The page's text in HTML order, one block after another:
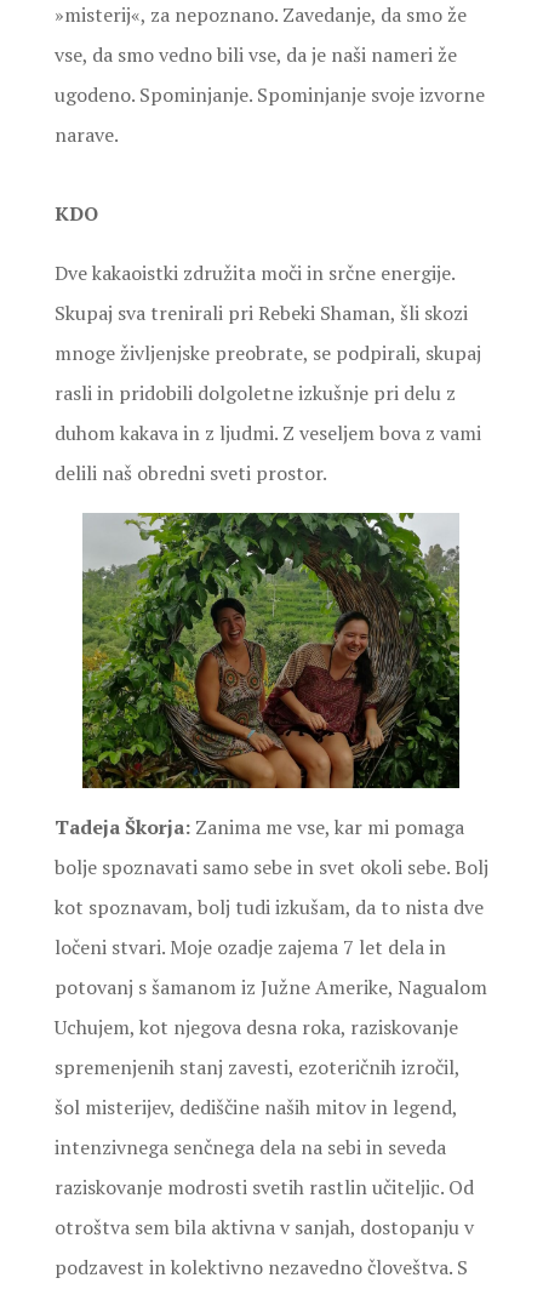
»misterij«, za nepoznano. Zavedanje, da smo že
vse, da smo vedno bili vse, da je naši nameri že
ugodeno. Spominjanje. Spominjanje svoje izvorne
narave.
KDO
Dve kakaoistki združita moči in srčne energije.
Skupaj sva trenirali pri Rebeki Shaman, šli skozi
mnoge življenjske preobrate, se podpirali, skupaj
rasli in pridobili dolgoletne izkušnje pri delu z
duhom kakava in z ljudmi. Z veseljem bova z vami
delili naš obredni sveti prostor.
Tadeja Škorja: Zanima me vse, kar mi pomaga
bolje spoznavati samo sebe in svet okoli sebe. Bolj
kot spoznavam, bolj tudi izkušam, da to nista dve
ločeni stvari. Moje ozadje zajema 7 let dela in
potovanj s šamanom iz Južne Amerike, Nagualom
Uchujem, kot njegova desna roka, raziskovanje
spremenjenih stanj zavesti, ezoteričnih izročil,
šol misterijev, dediščine naših mitov in legend,
intenzivnega senčnega dela na sebi in seveda
raziskovanje modrosti svetih rastlin učiteljic. Od
otroštva sem bila aktivna v sanjah, dostopanju v
podzavest in kolektivno nezavedno človeštva. S